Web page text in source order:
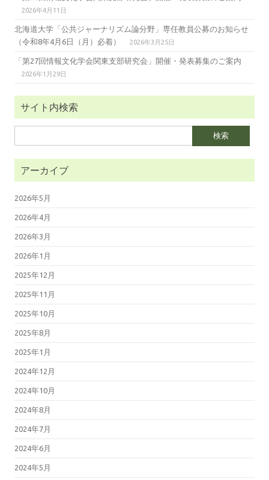
2026年4月11日
北海道大学「公共ジャーナリズム論分野」専任教員公募のお知らせ
（令和8年4月6日（月）必着）
2026年3月25日
「第27回情報文化学会関東支部研究会」開催・発表募集のご案内
2026年1月29日
サイト内検索
索:
アーカイブ
2026年5月
2026年4月
2026年3月
2026年1月
2025年12月
2025年11月
2025年10月
2025年8月
2025年1月
2024年12月
2024年10月
2024年8月
2024年7月
2024年6月
2024年5月